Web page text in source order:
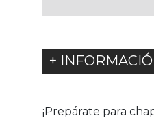
+
¡Prepárate para